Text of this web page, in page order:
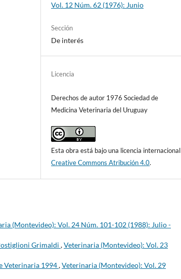
Vol. 12 Núm. 62 (1976): Junio
Sección
De interés
Licencia
Derechos de autor 1976 Sociedad de
Medicina Veterinaria del Uruguay
Esta obra está bajo una licencia internacional
Creative Commons Atribución 4.0.
(Montevideo): Vol. 24 Núm. 101-102 (1988): Julio -
Grimaldi ,Veterinaria (Montevideo): Vol. 23
Veterinaria 1994,Veterinaria (Montevideo): Vol. 29